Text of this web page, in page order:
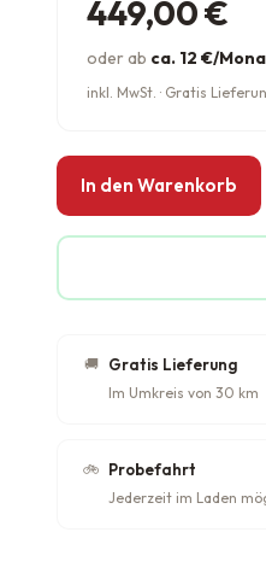
449,00€
oder ab ca. 12 €/
inkl. MwSt. · Gratis
In den Warenkorb
🚚 Gratis Lieferung
Im Umkreis von 30 km
🚲 Probefahrt
Jederzeit im Laden